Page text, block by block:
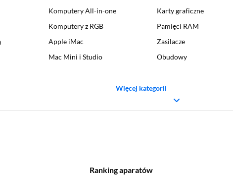
Komputery All-in-one
Komputery z RGB
Apple iMac
Mac Mini i Studio
Karty graficzne
Pamięci RAM
Zasilacze
Obudowy
Więcej kategorii
Ranking aparatów